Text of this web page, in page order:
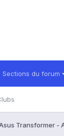
Sections du forum
Transformer -